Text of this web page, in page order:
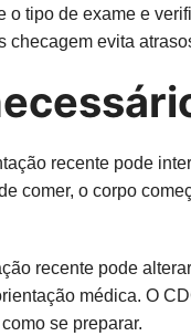
o tipo de exame e
evita
recente pode
comer, o corpo
recente pode
médica. O
se preparar.